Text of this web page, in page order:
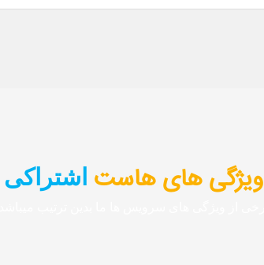
ویژگی های هاست اشتراکی